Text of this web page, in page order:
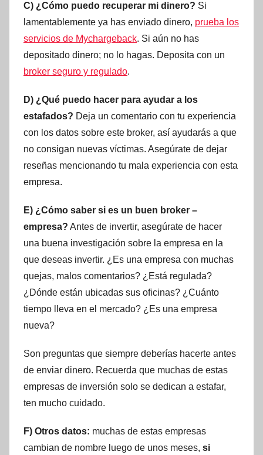
C) ¿Cómo puedo recuperar mi dinero? Si
lamentablemente ya has enviado dinero, prueba los
servicios de Mychargeback. Si aún no has
depositado dinero; no lo hagas. Deposita con un
broker seguro y regulado.
D) ¿Qué puedo hacer para ayudar a los
estafados? Deja un comentario con tu experiencia
con los datos sobre este broker, así ayudarás a que
no consigan nuevas víctimas. Asegúrate de dejar
reseñas mencionando tu mala experiencia con esta
empresa.
E) ¿Cómo saber si es un buen broker –
empresa? Antes de invertir, asegúrate de hacer
una buena investigación sobre la empresa en la
que deseas invertir. ¿Es una empresa con muchas
quejas, malos comentarios? ¿Está regulada?
¿Dónde están ubicadas sus oficinas? ¿Cuánto
tiempo lleva en el mercado? ¿Es una empresa
nueva?
Son preguntas que siempre deberías hacerte antes
de enviar dinero. Recuerda que muchas de estas
empresas de inversión solo se dedican a estafar,
ten mucho cuidado.
F) Otros datos: muchas de estas empresas
cambian de nombre luego de unos meses, si